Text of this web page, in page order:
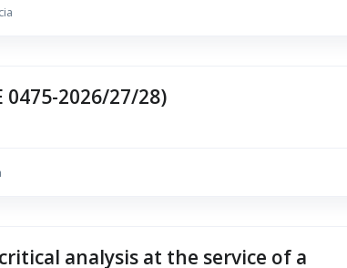
0475-2026/27/28)
analysis at the service of a